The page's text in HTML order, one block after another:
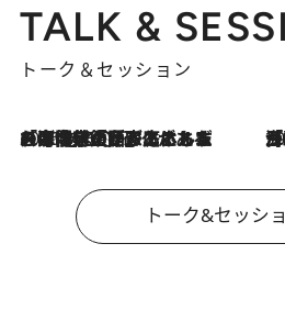
TALK &
トーク＆セッション
2026.8.3
「今後値上げがあるとすれば…」「リスクがあるのは今年の冬」エネルギー専門家が語る、ホルムズ海峡封鎖が家庭にもたらす“ある心配” 「住宅建てられな
トーク&セッシ